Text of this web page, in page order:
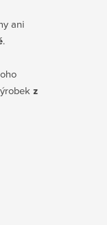
ani
.
z